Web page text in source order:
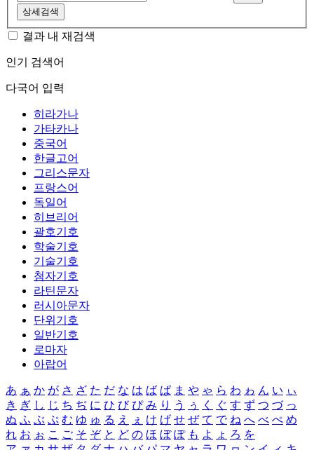
상세검색
결과 내 재검색
인기 검색어
다국어 입력
히라가나
가타카나
중국어
한글고어
그리스문자
프랑스어
독일어
히브리어
괄호기호
학술기호
기술기호
첨자기호
라틴문자
러시아문자
단위기호
일반기호
로마자
아랍어
あ ぁ か が さ ざ た だ な は ば ぱ ま や ゃ ら わ ゎ ん い ぃ
き ぎ し じ ち ぢ に ひ び ぴ み り う ぅ く ぐ す ず つ づ っ
ぬ ふ ぶ ぷ む ゆ ゅ る え ぇ け げ せ ぜ て で ね へ べ ぺ め
れ お ぉ こ ご そ ぞ と ど の ほ ぼ ぽ も よ ょ ろ を